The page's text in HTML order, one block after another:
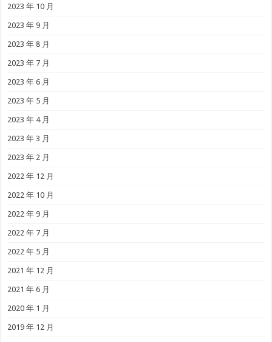
2023 年 10 月
2023 年 9 月
2023 年 8 月
2023 年 7 月
2023 年 6 月
2023 年 5 月
2023 年 4 月
2023 年 3 月
2023 年 2 月
2022 年 12 月
2022 年 10 月
2022 年 9 月
2022 年 7 月
2022 年 5 月
2021 年 12 月
2021 年 6 月
2020 年 1 月
2019 年 12 月